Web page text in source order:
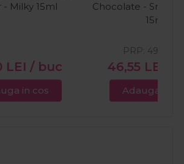
- Milky 15ml
LEI / buc
in cos
Chocolate -
15ml
46,55 LEI
PRP: 49,00
Adauga in